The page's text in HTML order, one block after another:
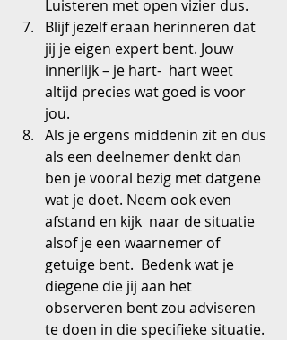
Luisteren met open vizier dus.
Blijf jezelf eraan herinneren dat
jij je eigen expert bent. Jouw
innerlijk – je hart-  hart weet
altijd precies wat goed is voor
jou.
Als je ergens middenin zit en dus
als een deelnemer denkt dan
ben je vooral bezig met datgene
wat je doet. Neem ook even
afstand en kijk  naar de situatie
alsof je een waarnemer of
getuige bent.  Bedenk wat je
diegene die jij aan het
observeren bent zou adviseren
te doen in die specifieke situatie.